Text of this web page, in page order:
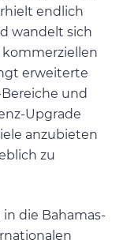
endlich
wandelt sich
kommerziellen
erweiterte
und
Upgrade
anzubieten
zu
die Bahamas-